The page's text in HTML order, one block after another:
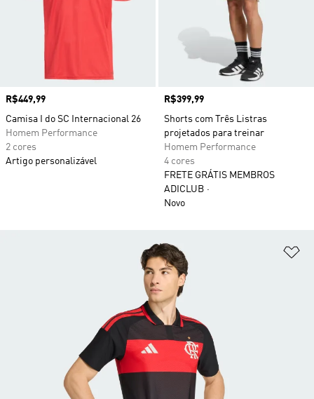
Preço
R$449,99
Camisa I do SC Internacional 26
Homem Performance
2 cores
Artigo personalizável
Preço
R$399,99
Shorts com Três Listras
projetados para treinar
Homem Performance
4 cores
FRETE GRÁTIS MEMBROS
ADICLUB
Novo